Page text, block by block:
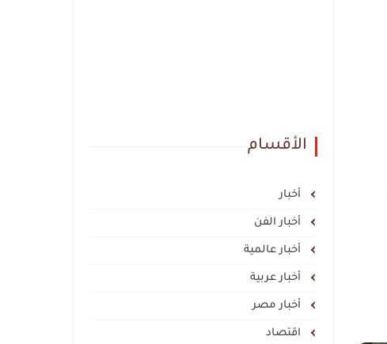
الأقسام
أخبار
أخبار الفن
أخبار عالمية
أخبار عربية
أخبار مصر
اقتصاد